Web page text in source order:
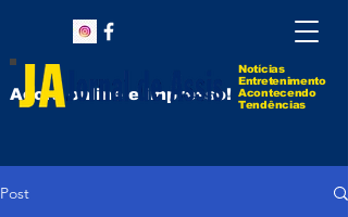
Notícias
Entretenimento
Acontecendo
Tendências
Agora online e impresso!
Post